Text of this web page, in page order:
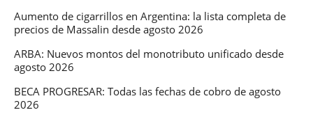
y
ante
bajas
Aumento de cigarrillos en Argentina: la lista completa de
precios de Massalin desde agosto 2026
ARBA: Nuevos montos del monotributo unificado desde
agosto 2026
BECA PROGRESAR: Todas las fechas de cobro de agosto
2026